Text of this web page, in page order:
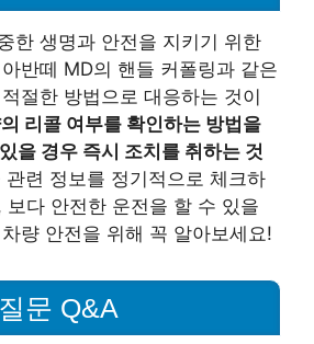
한 생명과 안전을 지키기 위한
반떼 MD의 핸들 커폴링과 같은
절한 방법으로 대응하는 것이
리콜 여부를 확인하는 방법을
을 경우 즉시 조치를 취하는 것
관련 정보를 정기적으로 체크하
보다 안전한 운전을 할 수 있을
량 안전을 위해 꼭 알아보세요!
문 Q&A